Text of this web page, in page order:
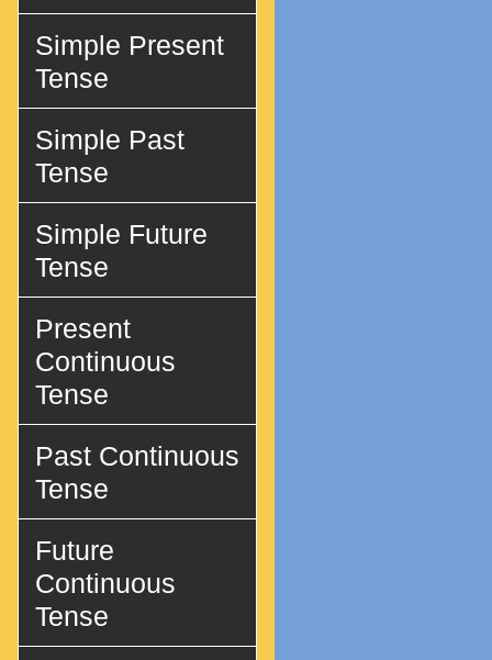
Simple Present
Tense
Simple Past
Tense
Simple Future
Tense
Present
Continuous
Tense
Past Continuous
Tense
Future
Continuous
Tense